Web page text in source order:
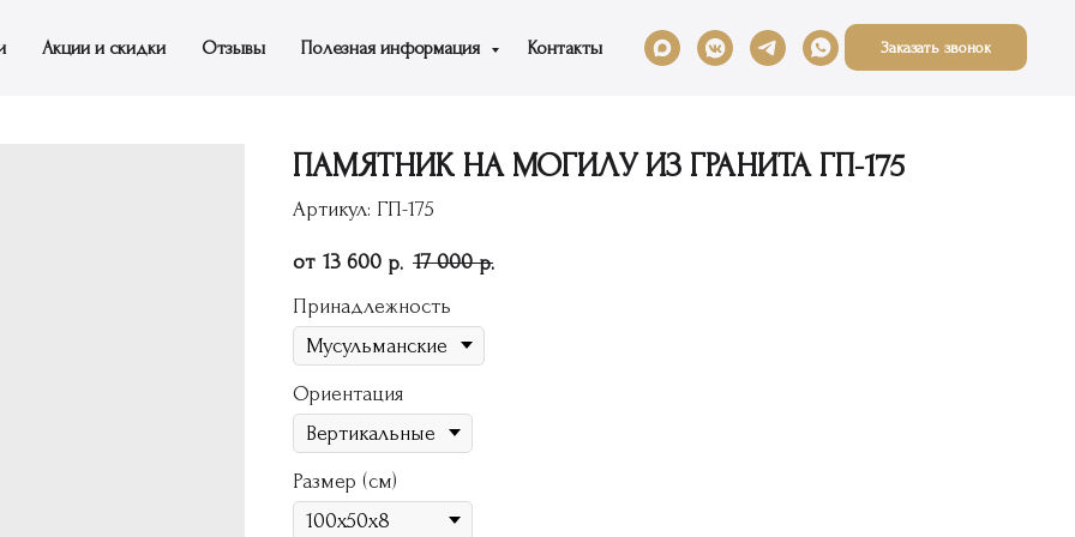
Акции и скидки Отзывы Полезная информация Контакты Заказать звонок
ПАМЯТНИК НА МОГИЛУ ИЗ ГРАНИТА ГП-175
Артикул: ГП-175
13 600 р. 17 000 р.
Принадлежность
Ориентация
Размер (см)